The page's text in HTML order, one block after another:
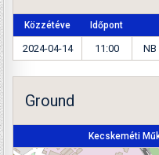
Közzétéve Időpont
2024-04-14 11:00 NB
Ground
Kecskeméti